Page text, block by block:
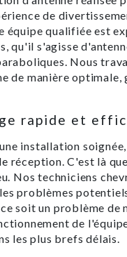
de
équipe qualifiée est
qu'il s'agisse
Nous
de manière
rapide et
installation
réception. C'est là
Nos techniciens
problèmes
soit un problème
de
les plus brefs délais.